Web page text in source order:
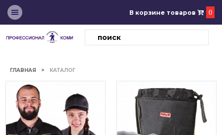
В корзине товаров 0
ГЛАВНАЯ КАТАЛОГ